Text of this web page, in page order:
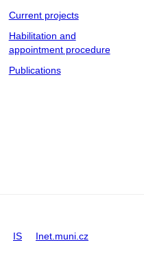
Current projects
Habilitation and
appointment procedure
Publications
IS Inet.muni.cz